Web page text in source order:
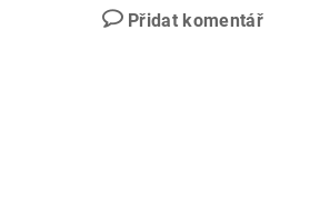
Přidat komentář